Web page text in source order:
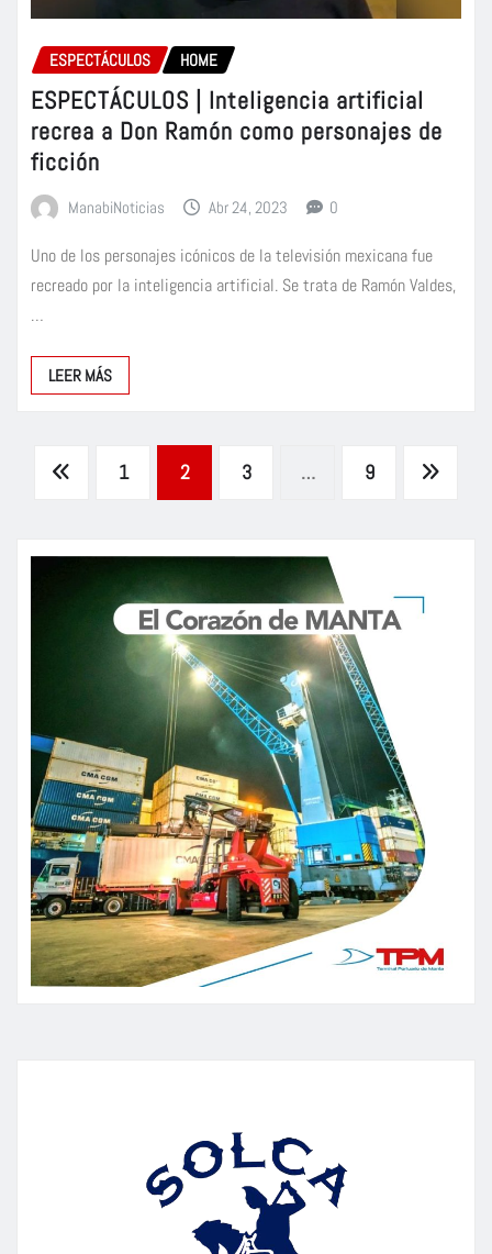
ESPECTÁCULOS HOME
ESPECTÁCULOS | Inteligencia artificial
recrea a Don Ramón como personajes de
ficción
ManabiNoticias Abr 24, 2023 0
Uno de los personajes icónicos de la televisión mexicana fue
recreado por la inteligencia artificial. Se trata de Ramón Valdes,
…
LEER MÁS
Paginación
de
entradas
1 2 3 … 9